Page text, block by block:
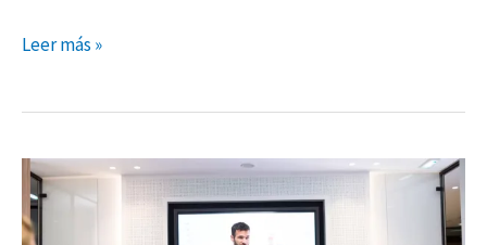
Leer más »
Rendición
de
cuentas